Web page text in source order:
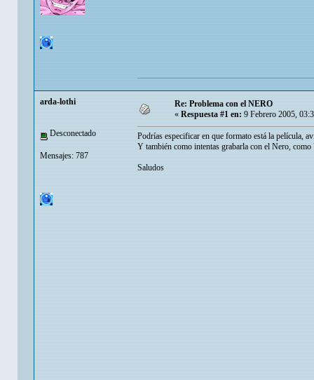
arda-lothi
Desconectado
Mensajes: 787
Re: Problema con el NERO
« Respuesta #1 en: 9 Febrero 2005,
Podrías especificar en que formato está la película,
Y también como intentas grabarla con el Nero,
Saludos